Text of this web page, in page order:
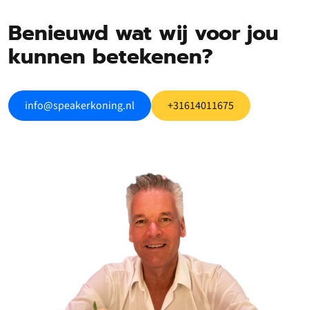
Benieuwd wat wij voor jou
kunnen betekenen?
info@speakerkoning.nl +31614011675